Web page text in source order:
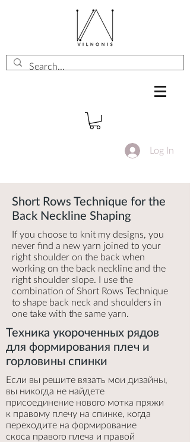
Log In
Short Rows Technique for the
Back Neckline Shaping
If you choose to knit my designs, you
never find a new yarn joined to your
right shoulder on the back when
working on the back neckline and the
right shoulder slope. I use the
combination of Short Rows Technique
to shape back neck and shoulders in
one take with the same yarn.
Техника укороченных рядов
для формирования плеч и
горловины спинки
Если вы решите вязать мои дизайны,
вы никогда не найдете
присоединение нового мотка пряжи
к правому плечу на спинке, когда
переходите на формирование
скоса правого плеча и правой